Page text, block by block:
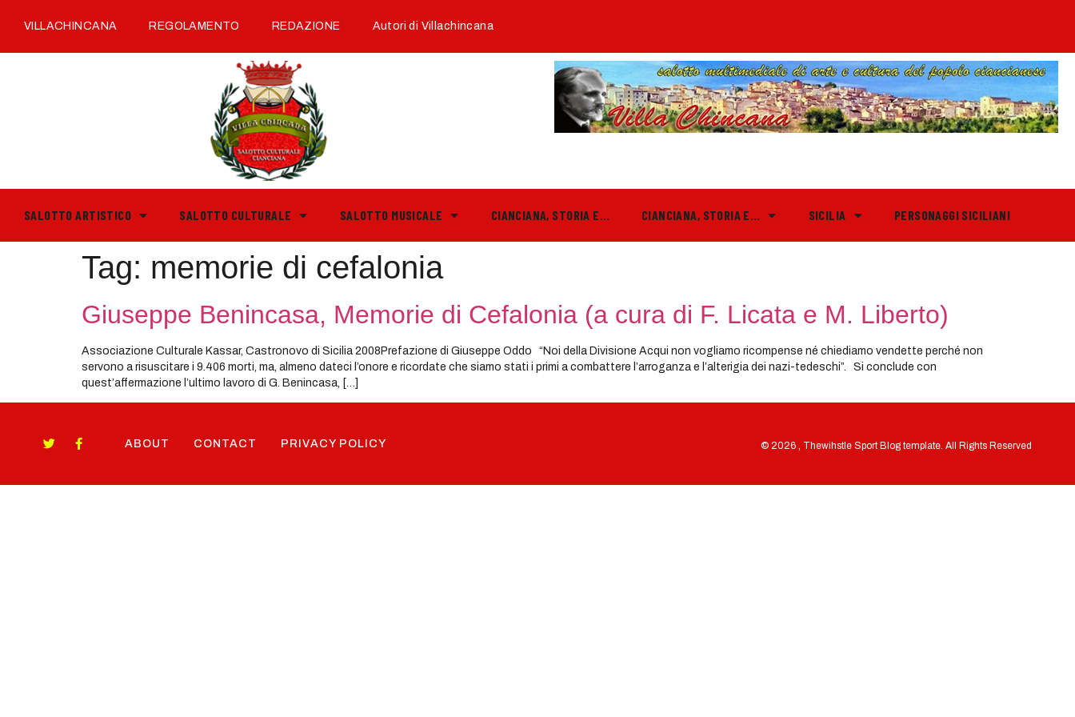
VILLACHINCANA REGOLAMENTO REDAZIONE Autori di Villachincana
SALOTTO ARTISTICO SALOTTO CULTURALE SALOTTO MUSICALE CIANCIANA, STORIA E… CIANCIANA, STORIA E… SICILIA PERSONAGGI SICILIANI
Tag: memorie di cefalonia
Giuseppe Benincasa, Memorie di Cefalonia (a cura di F. Licata e M. Liberto)
Associazione Culturale Kassar, Castronovo di Sicilia 2008Prefazione di Giuseppe Oddo “Noi della Divisione Acqui non vogliamo ricompense né chiediamo vendette perché non
servono a risuscitare i 9.406 morti, ma, almeno dateci l’onore e ricordate che siamo stati i primi a combattere l’arroganza e l’alterigia dei nazi-tedeschi”. Si conclude con
quest’affermazione l’ultimo lavoro di G. Benincasa, […]
ABOUT CONTACT PRIVACY POLICY © 2026 , Thewihstle Sport Blog template. All Rights Reserved